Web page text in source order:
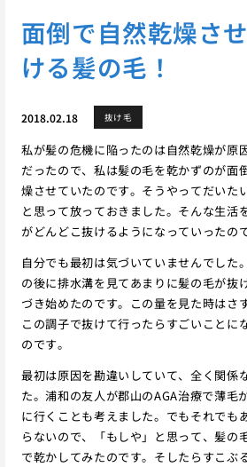
面倒で自然乾燥さ
ける髪の毛！
2018.02.18 抜け毛
私が髪の危機に陥ったのは自然乾燥が原
だったので、私は髪の毛を乾かずのが面
燥させていたのです。そうやってだいた
と思って放っておきました。そんな生活
がどんどこ抜けるようになっていったの
自分でも最初は気づいていませんでした
の後に排水溝を見てあまりに髪の毛が抜
づき始めたのです。この量を見た時はさ
この調子で抜けて行ったらすごいことに
のです。
最初は原因を勘違いしていて、全く関係
た。浦和の友人が郡山のAGA治療で薄毛
に行くことも考えました。でもそれでも
らないので、「もしや」と思って、髪の
で乾かしてみたのです。そしたらすこぶ